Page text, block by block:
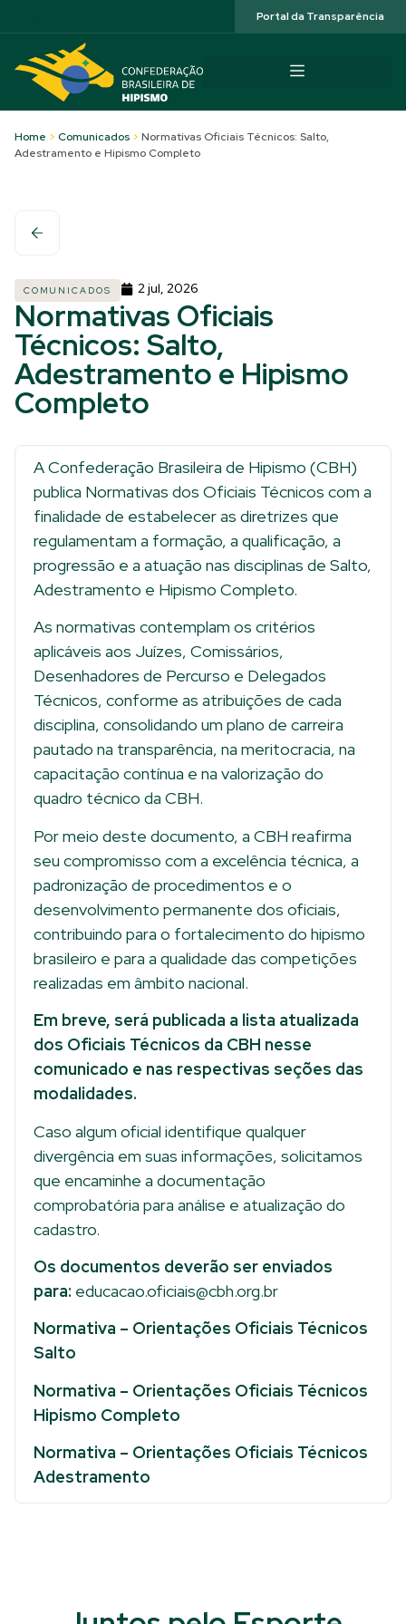
Portal da Transparência
Home > Comunicados > Normativas Oficiais Técnicos: Salto,
Adestramento e Hipismo Completo
COMUNICADOS 2 jul, 2026
Normativas Oficiais
Técnicos: Salto,
Adestramento e Hipismo
Completo
A Confederação Brasileira de Hipismo (CBH)
publica Normativas dos Oficiais Técnicos com a
finalidade de estabelecer as diretrizes que
regulamentam a formação, a qualificação, a
progressão e a atuação nas disciplinas de Salto,
Adestramento e Hipismo Completo.
As normativas contemplam os critérios
aplicáveis aos Juízes, Comissários,
Desenhadores de Percurso e Delegados
Técnicos, conforme as atribuições de cada
disciplina, consolidando um plano de carreira
pautado na transparência, na meritocracia, na
capacitação contínua e na valorização do
quadro técnico da CBH.
Por meio deste documento, a CBH reafirma
seu compromisso com a excelência técnica, a
padronização de procedimentos e o
desenvolvimento permanente dos oficiais,
contribuindo para o fortalecimento do hipismo
brasileiro e para a qualidade das competições
realizadas em âmbito nacional.
Em breve, será publicada a lista atualizada
dos Oficiais Técnicos da CBH nesse
comunicado e nas respectivas seções das
modalidades.
Caso algum oficial identifique qualquer
divergência em suas informações, solicitamos
que encaminhe a documentação
comprobatória para análise e atualização do
cadastro.
Os documentos deverão ser enviados
para: educacao.oficiais@cbh.org.br
Normativa – Orientações Oficiais Técnicos
Salto
Normativa – Orientações Oficiais Técnicos
Hipismo Completo
Normativa – Orientações Oficiais Técnicos
Adestramento